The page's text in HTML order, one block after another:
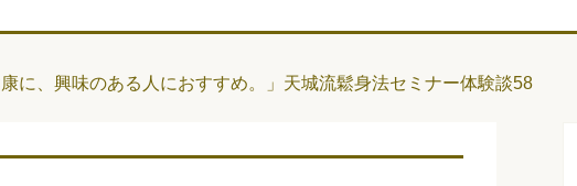
康に、興味のある人におすすめ。」天城流鬆身法セミナー体験談58